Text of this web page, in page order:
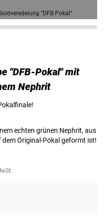
"DFB Pokal"
"DFB-Pokal" mit
Nephrit
echten grünen Nephrit, aus
dem Original-Pokal geformt ist!